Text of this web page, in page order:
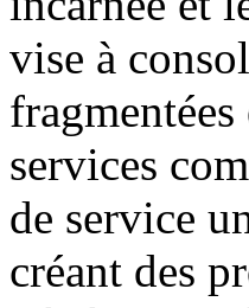
vise à
services
de service
créant des